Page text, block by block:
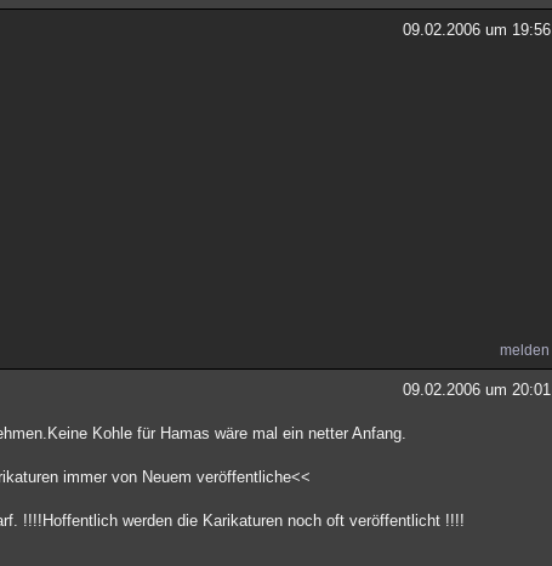
09.02.2006 um 19:56
melden
09.02.2006 um 20:01
Kohle für Hamas wäre mal ein netter Anfang.
immer von Neuem veröffentliche<<
!!!!Hoffentlich werden die Karikaturen noch oft veröffentlicht !!!!